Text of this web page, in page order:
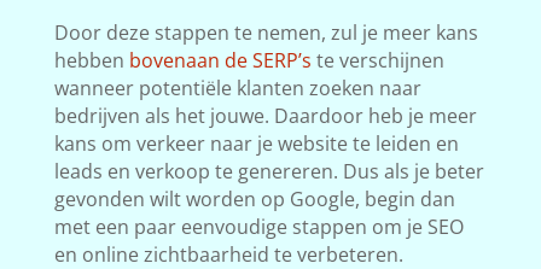
Door deze stappen te nemen, zul je meer kans
hebben bovenaan de SERP’s te verschijnen
wanneer potentiële klanten zoeken naar
bedrijven als het jouwe. Daardoor heb je meer
kans om verkeer naar je website te leiden en
leads en verkoop te genereren. Dus als je beter
gevonden wilt worden op Google, begin dan
met een paar eenvoudige stappen om je SEO
en online zichtbaarheid te verbeteren.